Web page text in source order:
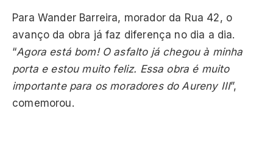
Para Wander Barreira, morador da Rua 42, o
avanço da obra já faz diferença no dia a dia.
“Agora está bom! O asfalto já chegou à minha
porta e estou muito feliz. Essa obra é muito
importante para os moradores do Aureny III”,
comemorou.